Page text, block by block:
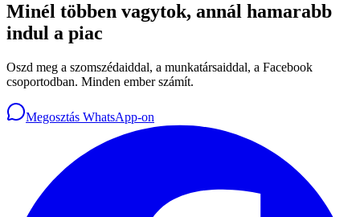
Minél többen vagytok, annál hamarabb
indul a piac
Oszd meg a szomszédaiddal, a munkatársaiddal, a Facebook
csoportodban. Minden ember számít.
Megosztás WhatsApp-on